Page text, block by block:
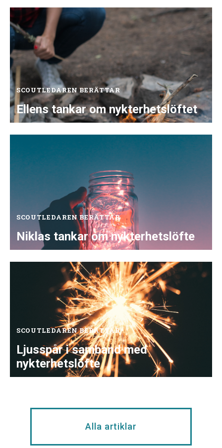
Ellens tankar om nykterhetslöftet
SCOUTLEDAREN BERÄTTAR
Niklas tankar om nykterhetslöfte
SCOUTLEDAREN BERÄTTAR
Ljusspår i samband med
nykterhetslöfte
SCOUTLEDAREN BERÄTTAR
Alla artiklar